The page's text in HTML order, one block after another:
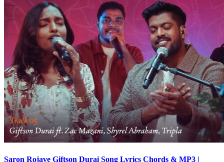
Saron Rojave Giftson Durai Song Lyrics Chords & MP3 |